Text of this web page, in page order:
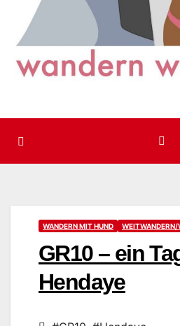
WANDERN MIT HUND WEITWANDERN/
GR10 – ein
Hendaye